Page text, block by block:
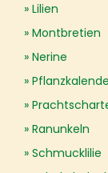
Lilien
Montbretien
Nerine
Ranunkeln
Schmucklilie